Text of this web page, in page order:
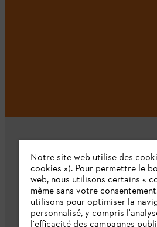
Qui
Notre site web utilise des
cookies »). Pour permettre le
web, nous utilisons certains «
même sans votre
utilisons pour optimiser la
personnalisé, y compris